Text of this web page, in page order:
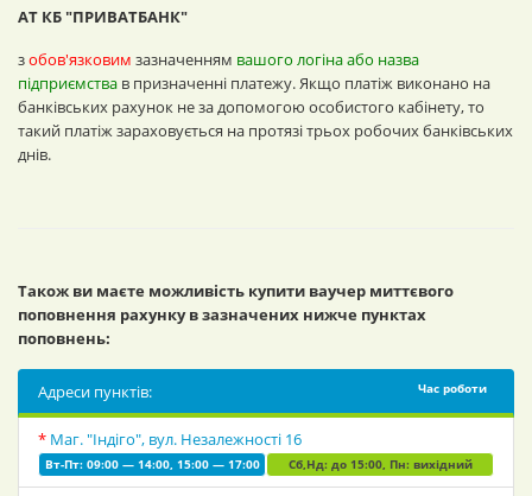
АТ КБ "ПРИВАТБАНК"
зобов'язковим зазначенням вашого логіна або назва
підприємства в призначенні платежу. Якщо платіж виконано на
банківських рахунок не за допомогою особистого кабінету, то
такий платіж зараховується на протязі трьох робочих банківських
днів.
Також ви маєте можливість купити ваучер миттєвого
поповнення рахунку в зазначених нижче пунктах
поповнень:
Адреси пунктів: Час роботи
* Маг. "Індіго", вул. Незалежності 16
Вт-Пт: 09:00 — 14:00, 15:00 — 17:00 Сб,Нд: до 15:00, Пн: вихідний